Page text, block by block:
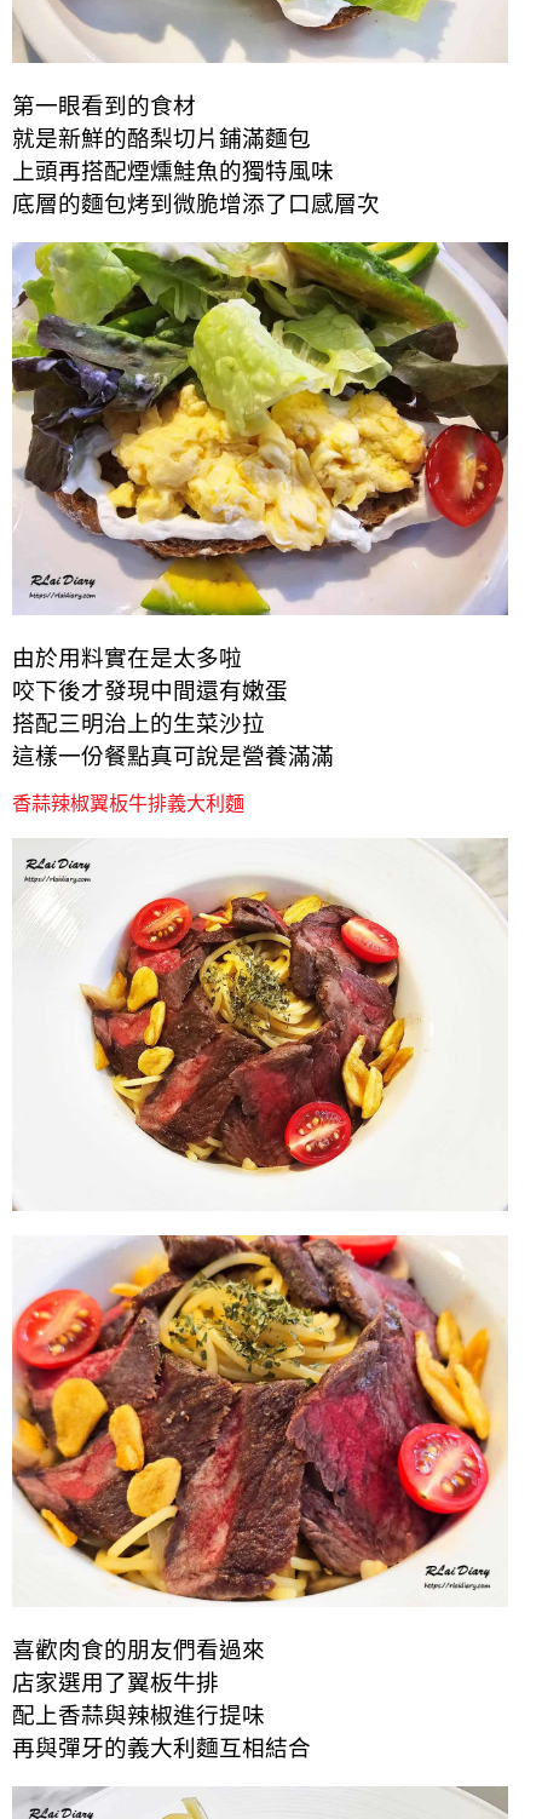
第一眼看到的食材
就是新鮮的酪梨切片鋪滿麵包
上頭再搭配煙燻鮭魚的獨特風味
底層的麵包烤到微脆增添了口感層次
由於用料實在是太多啦
咬下後才發現中間還有嫩蛋
搭配三明治上的生菜沙拉
這樣一份餐點真可說是營養滿滿
香蒜辣椒翼板牛排義大利麵
喜歡肉食的朋友們看過來
店家選用了翼板牛排
配上香蒜與辣椒進行提味
再與彈牙的義大利麵互相結合